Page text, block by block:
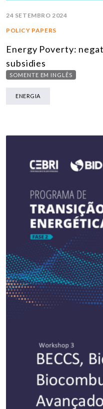
24 SETEMBRO 2024
POLICY PAPERS
Energy Poverty:
subsidies
SOMENTE EM INGLÊS
ENERGIA